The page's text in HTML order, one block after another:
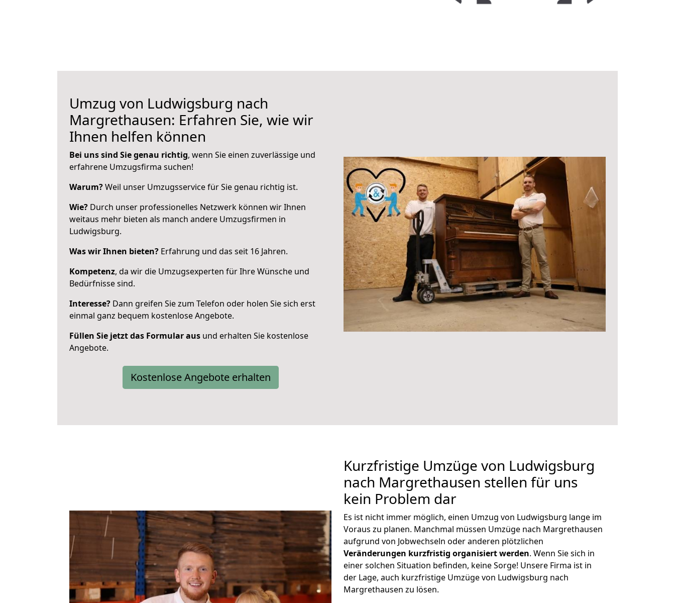
Umzug von Ludwigsburg nach
Margrethausen: Erfahren Sie, wie wir
Ihnen helfen können
Bei uns sind Sie genau richtig, wenn Sie einen zuverlässige und
erfahrene Umzugsfirma suchen!
Warum?Weil unser Umzugsservice für Sie genau richtig ist.
Wie? Durch unser professionelles Netzwerk können wir Ihnen
weitaus mehr bieten als manch andere Umzugsfirmen in
Ludwigsburg.
Was wir Ihnen bieten? Erfahrung und das seit 16 Jahren.
Kompetenz, da wir die Umzugsexperten für Ihre Wünsche und
Bedürfnisse sind.
Interesse? Dann greifen Sie zum Telefon oder holen Sie sich erst
einmal ganz bequem kostenlose Angebote.
Füllen Sie jetzt das Formular aus und erhalten Sie kostenlose
Angebote.
Kostenlose Angebote erhalten
Kurzfristige Umzüge von Ludwigsburg
nach Margrethausen stellen für uns
kein Problem dar
Es ist nicht immer möglich, einen Umzug von Ludwigsburg lange im
Voraus zu planen. Manchmal müssen Umzüge nach Margrethausen
aufgrund von Jobwechseln oder anderen plötzlichen
Veränderungen kurzfristig organisiert werden. Wenn Sie sich in
einer solchen Situation befinden, keine Sorge! Unsere Firma ist in
der Lage, auch kurzfristige Umzüge von Ludwigsburg nach
Margrethausen zu lösen.